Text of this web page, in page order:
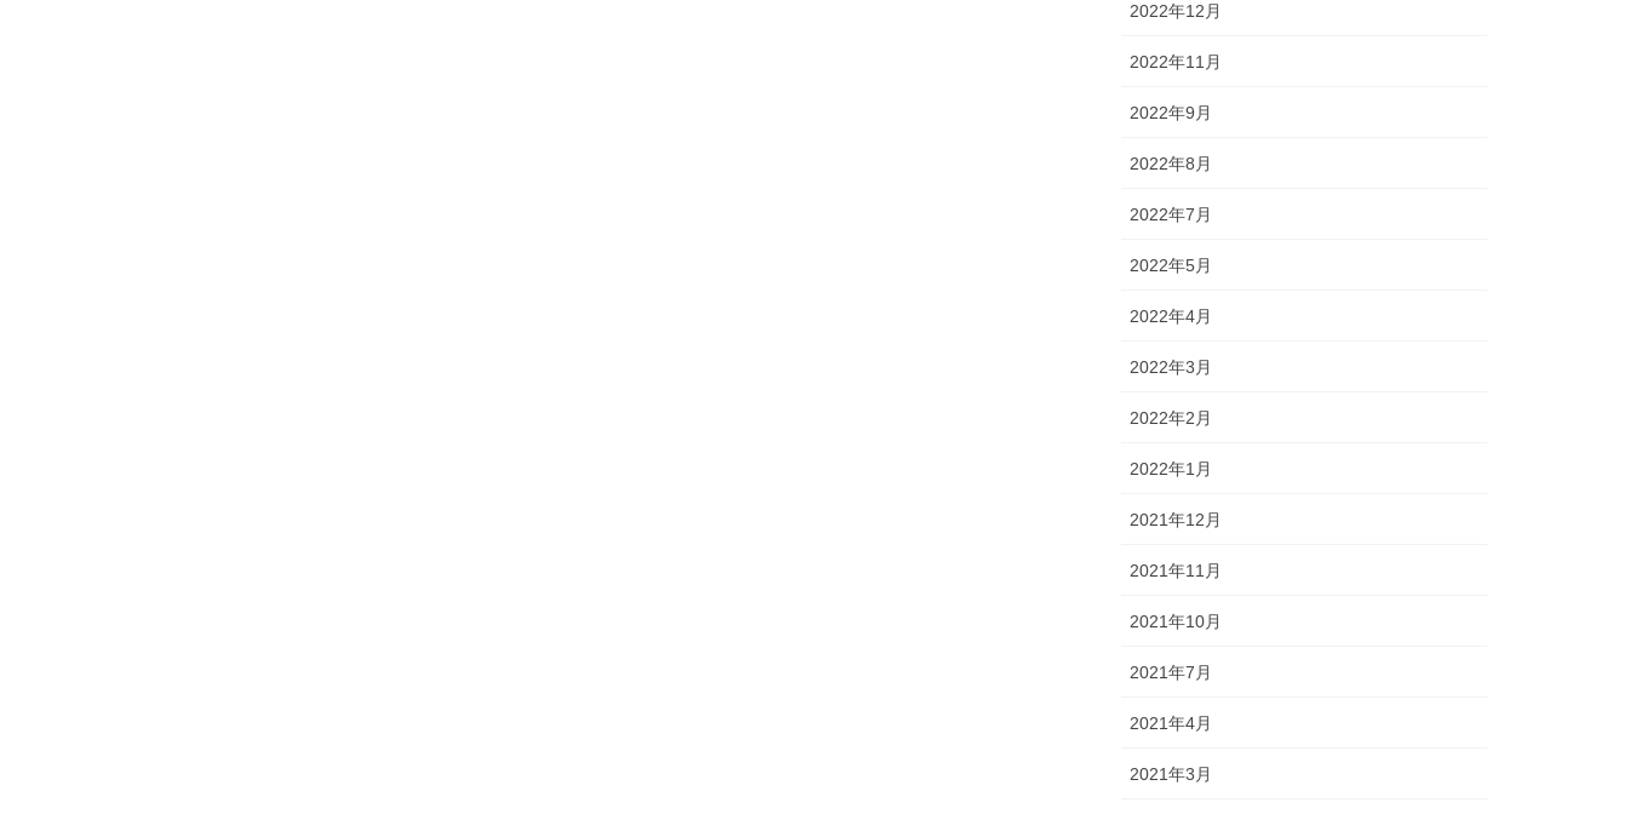
2022年12月
2022年11月
2022年9月
2022年8月
2022年7月
2022年5月
2022年4月
2022年3月
2022年2月
2022年1月
2021年12月
2021年11月
2021年10月
2021年7月
2021年4月
2021年3月